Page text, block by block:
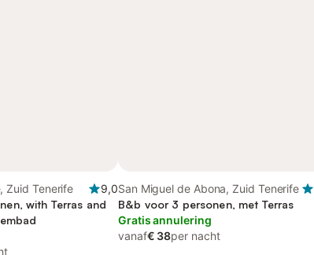
Zuid Tenerife
9,0
with Terras and
San Miguel de Abona, Zuid Tenerife
B&b voor 3 personen, met Terras
Gratis annulering
vanaf€ 38per nacht